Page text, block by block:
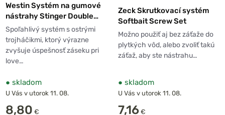
Westin Systém na gumové
nástrahy Stinger Double
2ks
Spoľahlivý systém s ostrými
trojháčikmi, ktorý výrazne
zvyšuje úspešnosť záseku pri
love…
● skladom
U Vás v utorok 11. 08.
8,80 €
Zeck Skrutkovací systém
Softbait Screw Set
Možno použiť aj bez záťaže do
plytkých vôd, alebo zvoliť takú
záťaž, aby ste nástrahu…
● skladom
U Vás v utorok 11. 08.
7,16 €